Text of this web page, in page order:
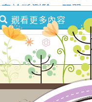
診斷測驗」研習
觀看更多內容